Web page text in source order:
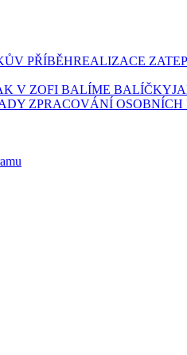
PŘÍBĚHREALIZACE
V ZOFI BALÍME BALÍČKY
ZPRACOVÁNÍ OSOBNÍCH